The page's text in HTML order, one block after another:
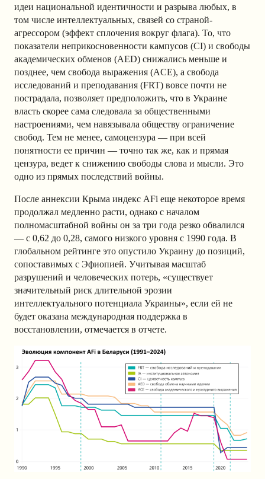
идеи национальной идентичности и разрыва любых, в
том числе интеллектуальных, связей со страной-
агрессором (эффект сплочения вокруг флага). То, что
показатели неприкосновенности кампусов (CI) и свободы
академических обменов (AED) снижались меньше и
позднее, чем свобода выражения (ACE), а свобода
исследований и преподавания (FRT) вовсе почти не
пострадала, позволяет предположить, что в Украине
власть скорее сама следовала за общественными
настроениями, чем навязывала обществу ограничение
свобод. Тем не менее, самоцензура — при всей
понятности ее причин — точно так же, как и прямая
цензура, ведет к снижению свободы слова и мысли. Это
одно из прямых последствий войны.
После аннексии Крыма индекс AFi еще некоторое время
продолжал медленно расти, однако с началом
полномасштабной войны он за три года резко обвалился
— с 0,62 до 0,28, самого низкого уровня с 1990 года. В
глобальном рейтинге это опустило Украину до позиций,
сопоставимых с Эфиопией. Учитывая масштаб
разрушений и человеческих потерь, «существует
значительный риск длительной эрозии
интеллектуального потенциала Украины», если ей не
будет оказана международная поддержка в
восстановлении, отмечается в отчете.